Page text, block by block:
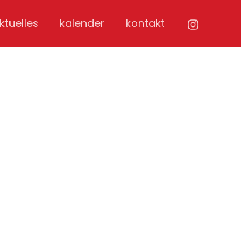
kalender kontakt